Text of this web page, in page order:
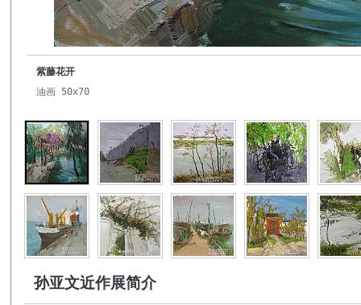
紫藤花开
油画 50x70
孙亚文近作展简介